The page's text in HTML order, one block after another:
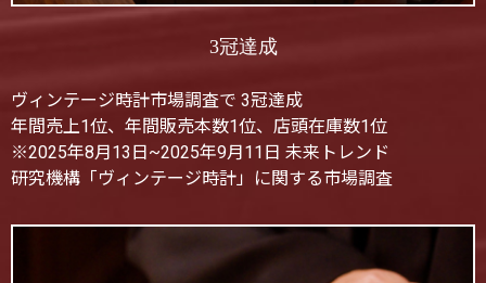
3冠達成
ヴィンテージ時計市場調査で 3冠達成
年間売上1位、年間販売本数1位、店頭在庫数1位
※2025年8月13日~2025年9月11日 未来トレンド
研究機構「ヴィンテージ時計」に関する市場調査